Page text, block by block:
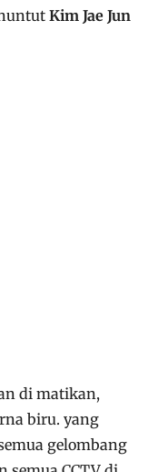
Kim Jae Jun
di matikan,
biru. yang
gelombang